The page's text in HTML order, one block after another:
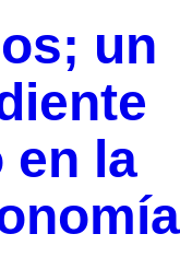
un
en la